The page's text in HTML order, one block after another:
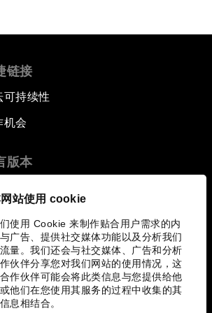
站使用 cookie
使用 Cookie 来制作贴合用户需求的内
广告、提供社交媒体功能以及分析我们
量。我们还会与社交媒体、广告和分析
伙伴分享您对我们网站的使用情况，这
作伙伴可能会将此类信息与您提供给他
他们在您使用其服务的过程中收集的其
息相结合。
链接
可持续性
机会
版本